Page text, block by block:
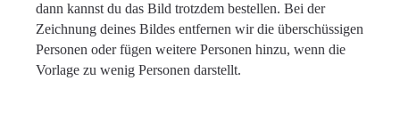
dann kannst du das Bild trotzdem bestellen. Bei der
Zeichnung deines Bildes entfernen wir die überschüssigen
Personen oder fügen weitere Personen hinzu, wenn die
Vorlage zu wenig Personen darstellt.